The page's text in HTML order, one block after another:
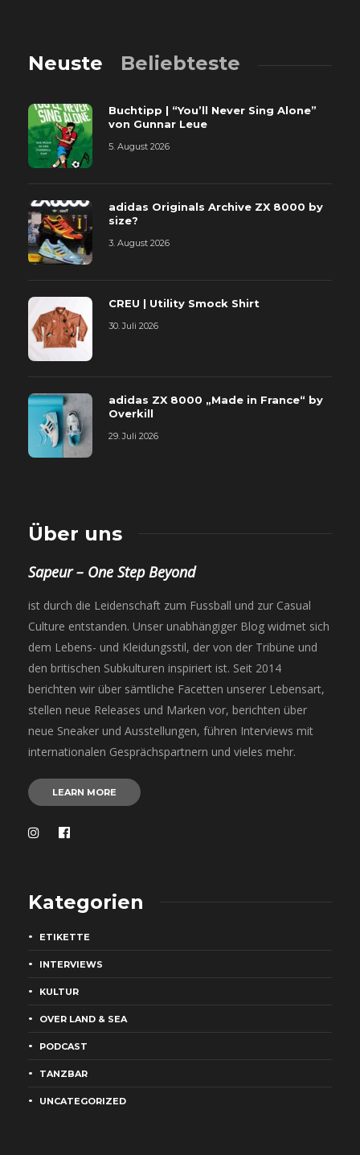
Neuste Beliebteste
Buchtipp | “You’ll Never Sing Alone”
von Gunnar Leue
5. August 2026
adidas Originals Archive ZX 8000 by
size?
3. August 2026
CREU | Utility Smock Shirt
30. Juli 2026
adidas ZX 8000 „Made in France“ by
Overkill
29. Juli 2026
Über uns
Sapeur – One Step Beyond
ist durch die Leidenschaft zum Fussball und zur Casual
Culture entstanden. Unser unabhängiger Blog widmet sich
dem Lebens- und Kleidungsstil, der von der Tribüne und
den britischen Subkulturen inspiriert ist. Seit 2014
berichten wir über sämtliche Facetten unserer Lebensart,
stellen neue Releases und Marken vor, berichten über
neue Sneaker und Ausstellungen, führen Interviews mit
internationalen Gesprächspartnern und vieles mehr.
LEARN MORE
Kategorien
ETIKETTE
INTERVIEWS
KULTUR
OVER LAND & SEA
PODCAST
TANZBAR
UNCATEGORIZED